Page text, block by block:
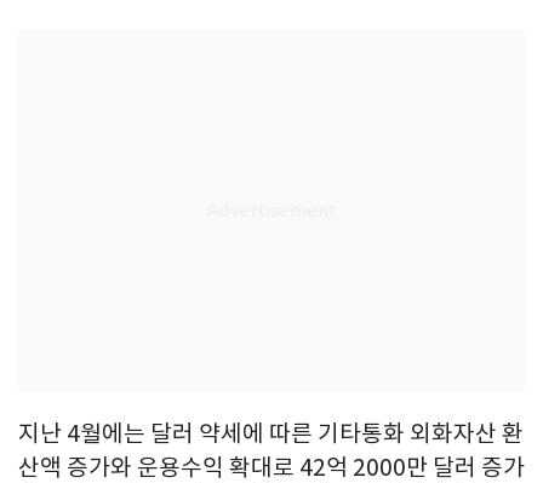
지난 4월에는 달러 약세에 따른 기타통화 외화자산 환
산액 증가와 운용수익 확대로 42억 2000만 달러 증가